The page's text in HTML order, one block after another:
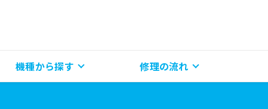
機種から探す 修理の流れ